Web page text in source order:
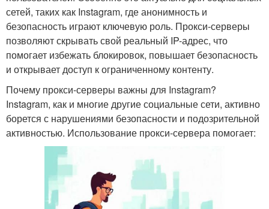
сетей, таких как Instagram, где анонимность и
безопасность играют ключевую роль. Прокси-серверы
позволяют скрывать свой реальный IP-адрес, что
помогает избежать блокировок, повышает безопасность
и открывает доступ к ограниченному контенту.
Почему прокси-серверы важны для Instagram?
Instagram, как и многие другие социальные сети, активно
борется с нарушениями безопасности и подозрительной
активностью. Использование прокси-сервера помогает: